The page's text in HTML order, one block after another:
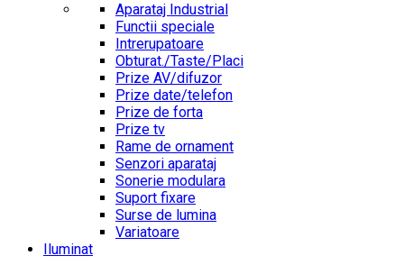
Aparataj Industrial
Functii speciale
Intrerupatoare
Obturat./Taste/Placi
Prize AV/difuzor
Prize date/telefon
Prize de forta
Prize tv
Rame de ornament
Senzori aparataj
Sonerie modulara
Suport fixare
Surse de lumina
Variatoare
Iluminat